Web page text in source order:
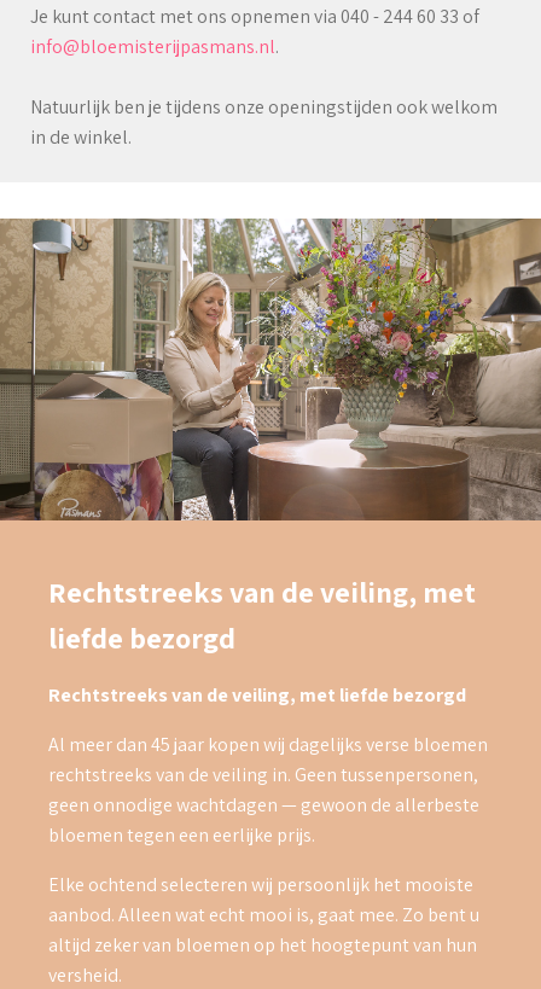
Je kunt contact met ons opnemen via 040 - 244 60 33 of
info@bloemisterijpasmans.nl.
Natuurlijk ben je tijdens onze openingstijden ook welkom
in de winkel.
Rechtstreeks van de veiling, met
liefde bezorgd
Rechtstreeks van de veiling, met liefde bezorgd
Al meer dan 45 jaar kopen wij dagelijks verse bloemen
rechtstreeks van de veiling in. Geen tussenpersonen,
geen onnodige wachtdagen — gewoon de allerbeste
bloemen tegen een eerlijke prijs.
Elke ochtend selecteren wij persoonlijk het mooiste
aanbod. Alleen wat echt mooi is, gaat mee. Zo bent u
altijd zeker van bloemen op het hoogtepunt van hun
versheid.